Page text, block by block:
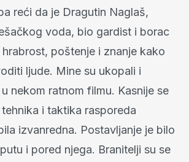
reći da je Dragutin Naglaš,
voda, bio gardist i borac
poštenje i znanje kako
ljude. Mine su ukopali i
nekom ratnom filmu. Kasnije se
i taktika rasporeda
izvanredna. Postavljanje je bilo
i pored njega. Branitelji su se